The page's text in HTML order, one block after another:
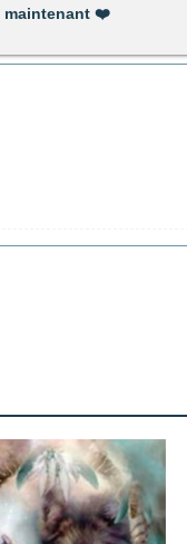
maintenant❤️